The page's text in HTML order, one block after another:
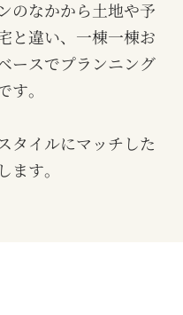
のなかから土地や予
と違い、一棟一棟お
ースでプランニング
。
タイルにマッチした
す。